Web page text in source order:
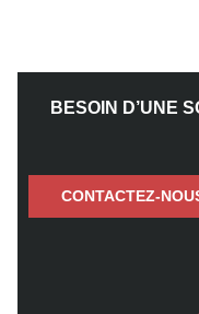
BESOIN D’UNE
CONTACTEZ-